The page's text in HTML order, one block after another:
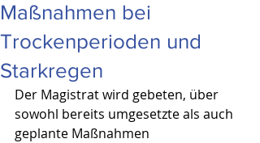
Maßnahmen bei
Trockenperioden und
Starkregen
Der Magistrat wird gebeten, über
sowohl bereits umgesetzte als auch
geplante Maßnahmen